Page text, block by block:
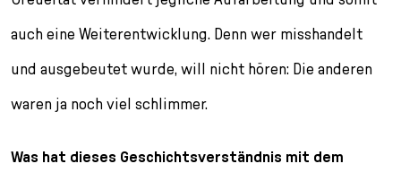
auch eine Weiterentwicklung. Denn wer misshandelt
und ausgebeutet wurde, will nicht hören: Die anderen
waren ja noch viel schlimmer.
Was hat dieses Geschichtsverständnis mit dem